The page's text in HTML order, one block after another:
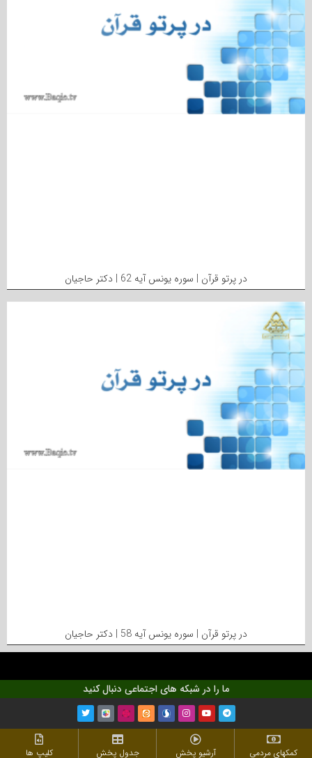
در پرتو قرآن | سوره یونس آیه 62 | دکتر حاجیان
در پرتو قرآن | سوره یونس آیه 58 | دکتر حاجیان
ما را در شبکه های اجتماعی دنبال کنید
کمکهای مردمی آرشیو پخش جدول پخش کلیپ ها